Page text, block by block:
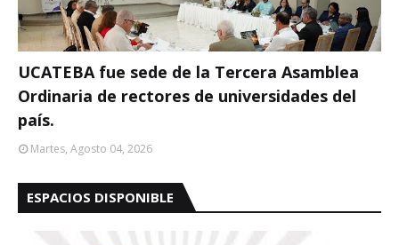
UCATEBA fue sede de la Tercera Asamblea
Ordinaria de rectores de universidades del
país.
Martes, Agosto 04, 2026
ESPACIOS DISPONIBLE